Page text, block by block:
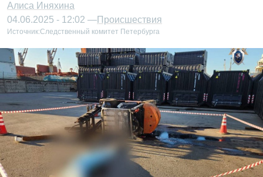
Алиса Иняхина
04.06.2025 - 12:02 —Происшествия
Источник:Следственный комитет Петербурга